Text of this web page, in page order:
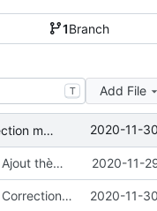
1Branch
T Add File
Correction markdown 2020-11-
Ajout thème Viregul 2020-11-
Correction markdown 2020-11-